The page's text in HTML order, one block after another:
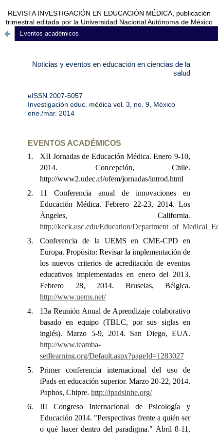
REVISTA INVESTIGACIÓN EN EDUCACIÓN MÉDICA, publicación
trimestral editada por la Universidad Nacional Autónoma de México
Eventos académicos